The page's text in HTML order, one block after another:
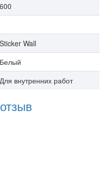
600
Sticker Wall
Белый
Для внутренних работ